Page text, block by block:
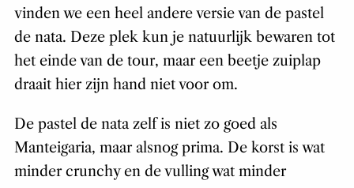
vinden we een heel andere versie van de pastel
de nata. Deze plek kun je natuurlijk bewaren tot
het einde van de tour, maar een beetje zuiplap
draait hier zijn hand niet voor om.
De pastel de nata zelf is niet zo goed als
Manteigaria, maar alsnog prima. De korst is wat
minder crunchy en de vulling wat minder